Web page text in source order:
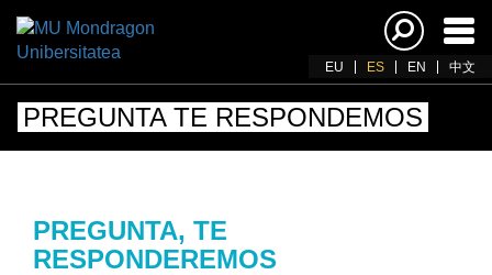
EU ES EN 中文
PREGUNTA TE RESPONDEMOS
PREGUNTA, TE
RESPONDEREMOS